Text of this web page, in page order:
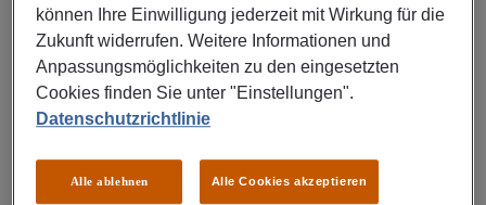
Städte
ALLE STANDORTE
können Ihre Einwilligung jederzeit mit Wirkung für die
Zukunft widerrufen. Weitere Informationen und
Anpassungsmöglichkeiten zu den eingesetzten
Cookies finden Sie unter "Einstellungen".
Datenschutzrichtlinie
Alle ablehnen Alle Cookies akzeptieren